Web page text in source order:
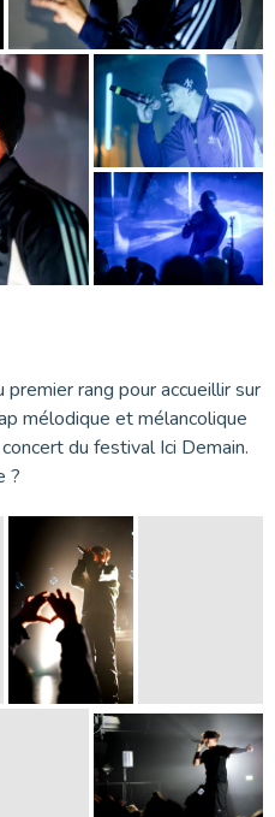
rang pour accueillir sur
mélodique et mélancolique
du festival Ici Demain.
?